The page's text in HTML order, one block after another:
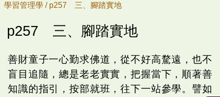
學習管理學 / p257 三、腳踏實地
p257 三、腳踏實地
善財童子一心勤求佛道，從不好高騖遠，也不
盲目追隨，總是老老實實，把握當下，順著善
知識的指引，按部就班，往下一站參學。譬如